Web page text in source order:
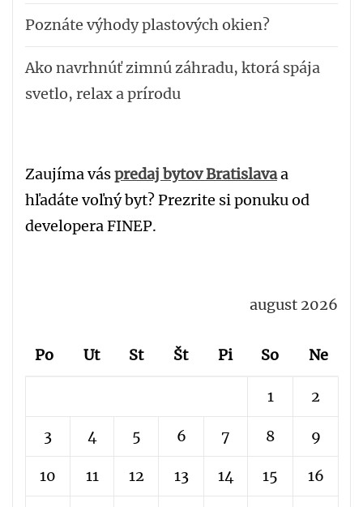
Poznáte výhody plastových okien?
Ako navrhnúť zimnú záhradu, ktorá spája
svetlo, relax a prírodu
Zaujíma váspredaj bytov Bratislavaa
hľadáte voľný byt? Prezrite si ponuku od
developera FINEP.
august 2026
Po Ut St Št Pi So Ne
1 2
3 4 5 6 7 8 9
10 11 12 13 14 15 16